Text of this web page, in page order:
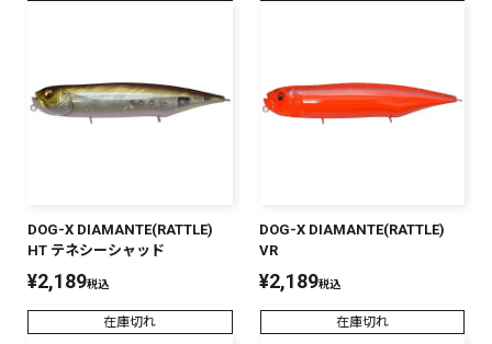
DOG-X DIAMANTE(RATTLE)
HT テネシーシャッド
¥2,189税込
在庫切れ
DOG-X DIAMANTE(RATTLE)
VR
¥2,189税込
在庫切れ